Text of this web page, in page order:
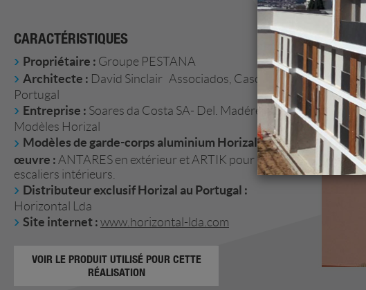
CARACTÉRISTIQUES
Propriétaire : Groupe PESTANA
Architecte : David Sinclair Associados, Cascais -
Portugal
Entreprise : Soares da Costa SA- Del. Madére
Modèles Horizal
Modèles de garde-corps aluminium Horizal mis en
œuvre : ANTARES en extérieur et ARTIK pour les
escaliers intérieurs.
Distributeur exclusif Horizal au Portugal :
Horizontal Lda
Site internet : www.horizontal-lda.com
VOIR LE PRODUIT UTILISÉ POUR CETTE
RÉALISATION